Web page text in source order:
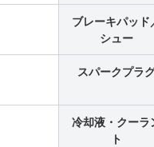
ブレーキパッド
シュー
スパークプラ
冷却液・クーラ
ト